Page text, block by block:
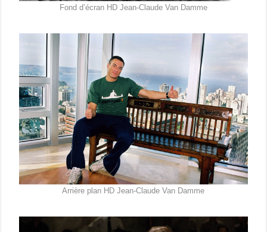
Fond d’écran HD Jean-Claude Van Damme
Arrière plan HD Jean-Claude Van Damme